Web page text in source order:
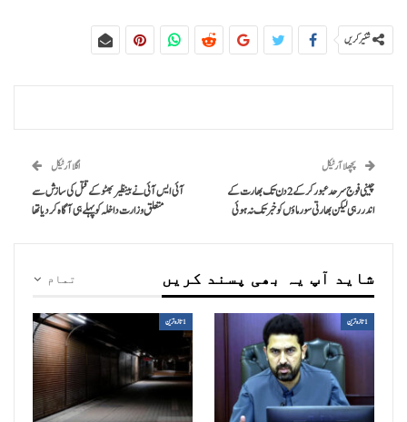
شئیر کریں
پچھلا آرٹیکل
چینی فوج سرحد عبور کرکے 2 دن تک بھارت کے
اندر رہی لیکن بھارتی سورماؤں کو خبر تک نہ ہوئی
اگلا آرٹیکل
آئی ایس آئی نے بینظیر بھٹو کے قتل کی سازش سے
متعلق وزارت داخلہ کوپہلے ہی آگاہ کردیا تھا
تمام شاید آپ یہ بھی پسند کریں
1تازہ ترین 1تازہ ترین